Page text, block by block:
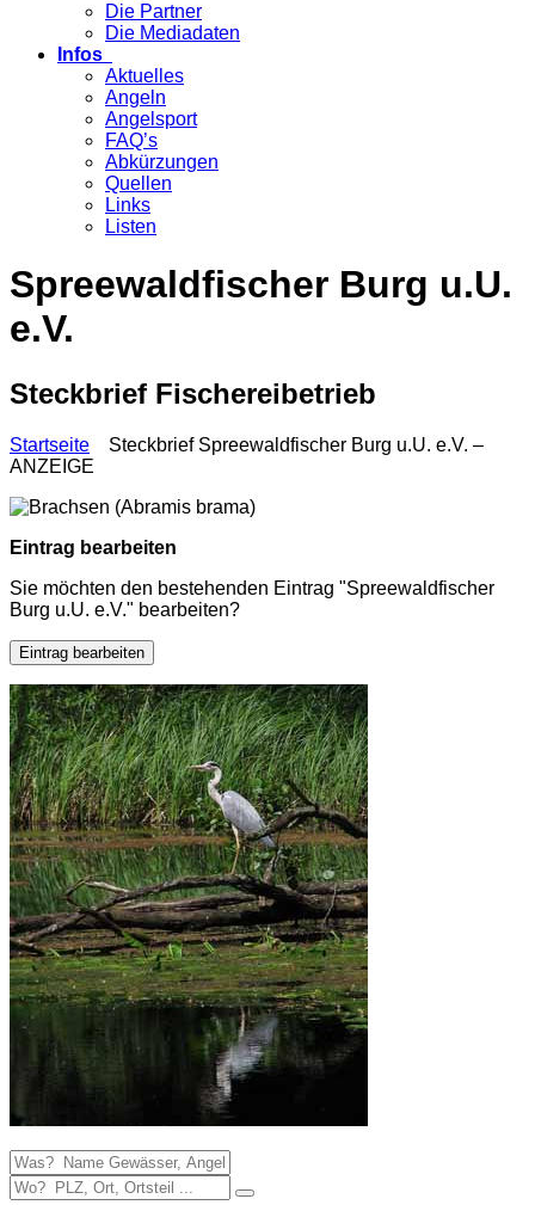
Die Partner
Die Mediadaten
Infos
Aktuelles
Angeln
Angelsport
FAQ’s
Abkürzungen
Quellen
Links
Listen
Spreewaldfischer Burg u.U.
e.V.
Steckbrief Fischereibetrieb
Startseite
Steckbrief Spreewaldfischer Burg u.U. e.V. –
ANZEIGE
Eintrag bearbeiten
Sie möchten den bestehenden Eintrag "Spreewaldfischer
Burg u.U. e.V." bearbeiten?
Eintrag bearbeiten